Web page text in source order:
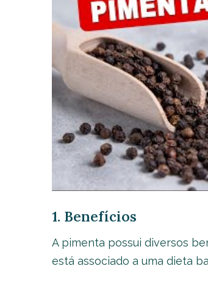
1. Benefícios
A pimenta possui diversos
está associado a uma dieta